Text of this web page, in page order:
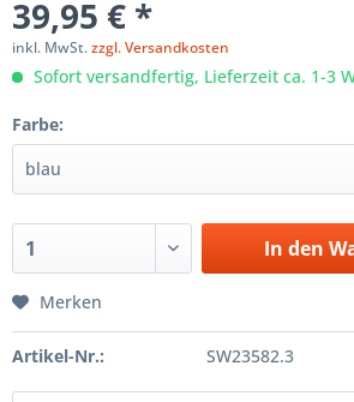
39,95 € *
inkl. MwSt.zzgl. Versandkosten
Sofort versandfertig, Lieferzeit ca. 1-3
Farbe:
In den
Merken
Artikel-Nr.: SW23582.3